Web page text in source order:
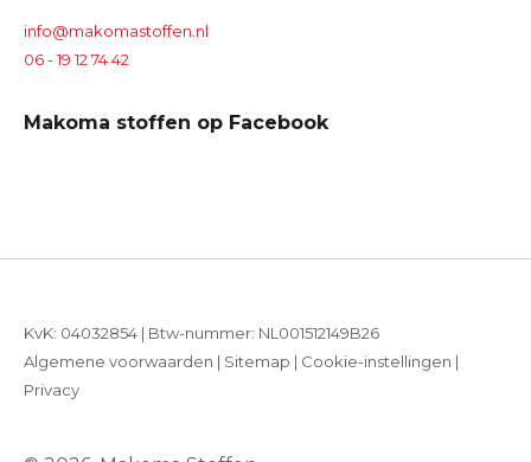
info@makomastoffen.nl
06 - 19 12 74 42
Makoma stoffen op Facebook
KvK: 04032854 | Btw-nummer: NL001512149B26
Algemene voorwaarden | Sitemap | Cookie-instellingen |
Privacy